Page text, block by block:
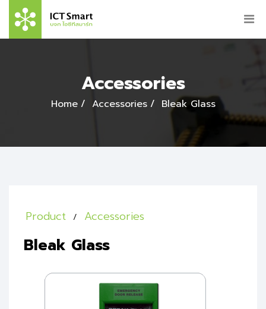
Accessories
Home Accessories Bleak Glass
Product Accessories
Bleak Glass